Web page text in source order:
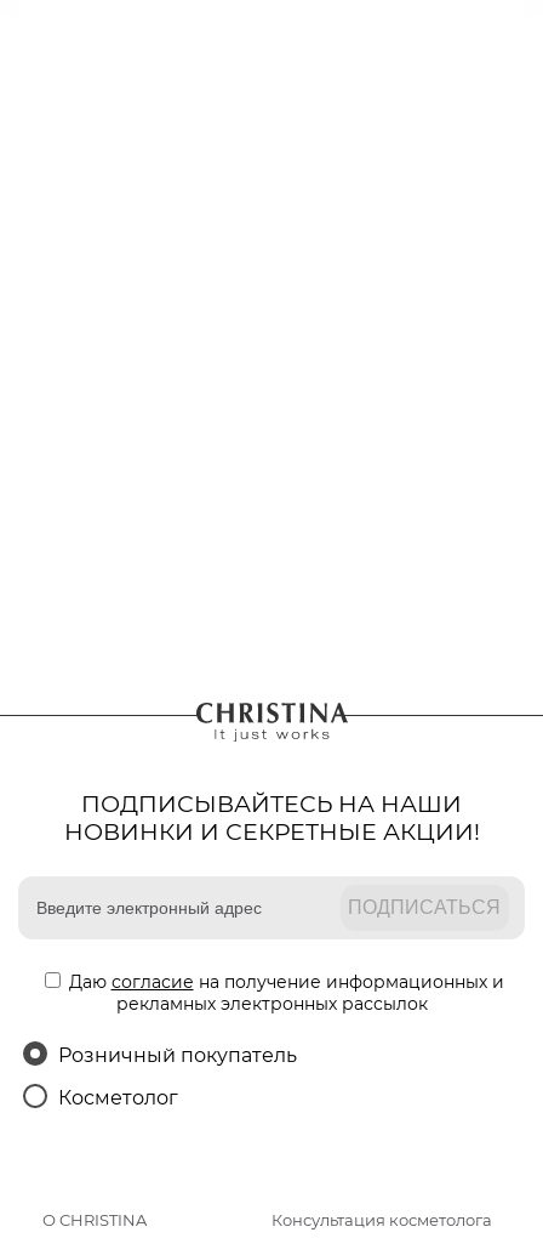
ПОДПИСЫВАЙТЕСЬ НА НАШИ
НОВИНКИ И СЕКРЕТНЫЕ АКЦИИ!
Даю согласие на получение информационных и
рекламных электронных рассылок
Розничный покупатель
Косметолог
О CHRISTINA Консультация косметолога